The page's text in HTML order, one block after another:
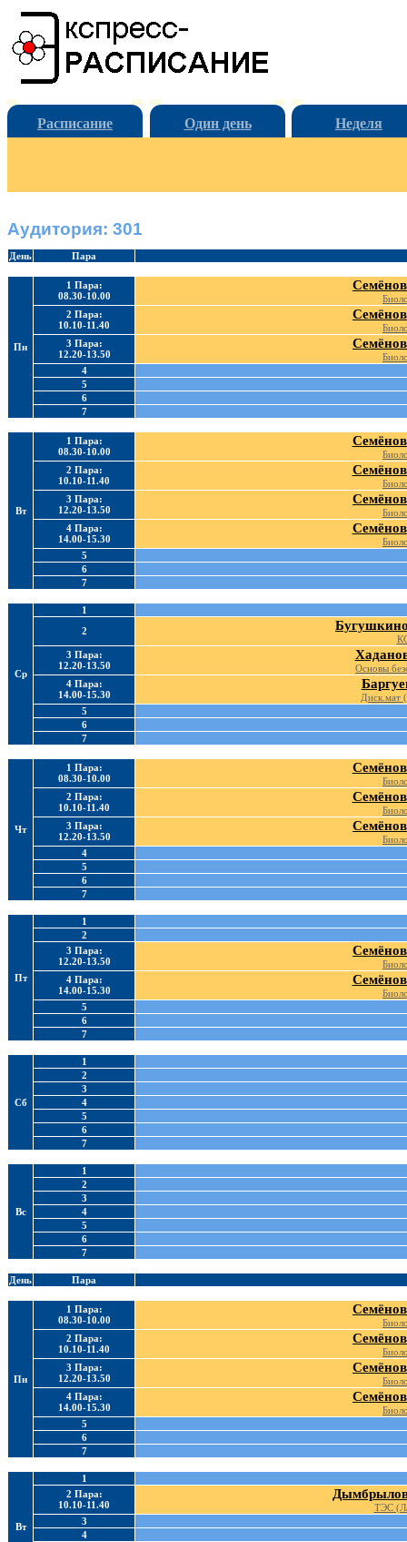
Расписание Один день Неделя
Аудитория: 301
День Пара
Пн
1 Пара:
08.30-10.00
2 Пара:
10.10-11.40
3 Пара:
12.20-13.50
4
5
6
7
Вт
1 Пара:
08.30-10.00
2 Пара:
10.10-11.40
3 Пара:
12.20-13.50
4 Пара:
14.00-15.30
5
6
7
Ср
1
2
3 Пара:
12.20-13.50
Основы
4 Пара:
14.00-15.30
Диск.мат
5
6
7
Чт
1 Пара:
08.30-10.00
2 Пара:
10.10-11.40
3 Пара:
12.20-13.50
4
5
6
7
Пт
1
2
3 Пара:
12.20-13.50
4 Пара:
14.00-15.30
5
6
7
Сб
1
2
3
4
5
6
7
Вс
1
2
3
4
5
6
7
День Пара
Пн
1 Пара:
08.30-10.00
2 Пара:
10.10-11.40
3 Пара:
12.20-13.50
4 Пара:
14.00-15.30
5
6
7
Вт
1
2 Пара:
10.10-11.40
ТЭС
3
4